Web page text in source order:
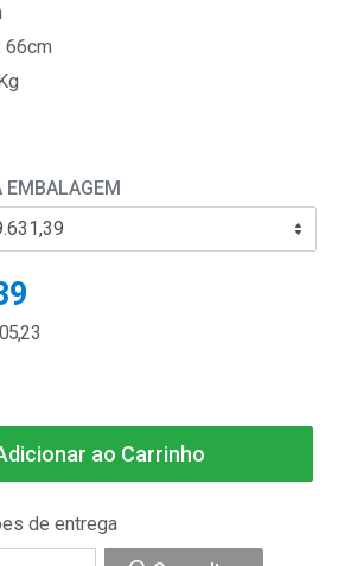
66cm
EMBALAGEM
ao Carrinho
de entrega